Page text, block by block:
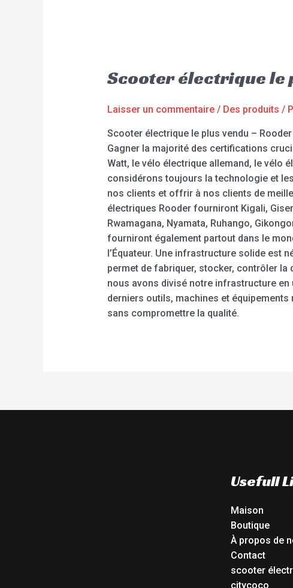
Scooter électrique le
Laisser un commentaire / Des produits /
Scooter électrique le plus vendu –
Gagner la majorité des certifications
Watt, le vélo électrique allemand, le vélo
considérons toujours la technologie et
nos clients et offrir à nos clients de
électriques Rooder fourniront Kigali,
Rwamagana, Nyamata, Ruhango,
fourniront également partout dans le
l’Équateur. Une infrastructure solide est
permet de fabriquer, stocker, contrôler la
nous avons divisé notre infrastructure
derniers outils, machines et
sans compromettre la qualité.
Usefull
Maison
Boutique
À propos de
Contact
scooter
citycoco